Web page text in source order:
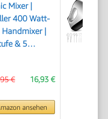
Mixer |
400 Watt-
|
& 5
und -
| HM 3775
16,93 €
€
ansehen